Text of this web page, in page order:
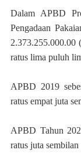
Dalam APBD
Pengadaan
2.373.255.000.00
ratus lima puluh
APBD 2019
ratus empat juta
APBD Tahun
ratus juta